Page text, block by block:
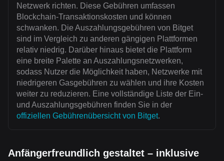
Netzwerk richten. Diese Gebühren umfassen
Blockchain-Transaktionskosten und können
schwanken. Die Auszahlungsgebühren von Bitget
sind im Vergleich zu anderen gängigen Plattformen
relativ niedrig. Darüber hinaus bietet die Plattform
eine breite Palette an Auszahlungsnetzwerken,
sodass Nutzer die Möglichkeit haben, Netzwerke mit
niedrigeren Gasgebühren zu wählen und ihre Kosten
weiter zu reduzieren. Eine vollständige Liste der Ein-
und Auszahlungsgebühren finden Sie in der
offiziellen Gebührenübersicht von Bitget.
Anfängerfreundlich gestaltet – inklusive